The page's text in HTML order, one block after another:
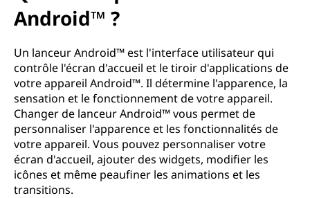
u
n
n
Android™ ?
Un lanceur Android™ est l'interface utilisateur qui
contrôle l'écran d'accueil et le tiroir d'applications de
votre appareil Android™. Il détermine l'apparence, la
sensation et le fonctionnement de votre appareil.
Changer de lanceur Android™ vous permet de
personnaliser l'apparence et les fonctionnalités de
votre appareil. Vous pouvez personnaliser votre
écran d'accueil, ajouter des widgets, modifier les
icônes et même peaufiner les animations et les
transitions.